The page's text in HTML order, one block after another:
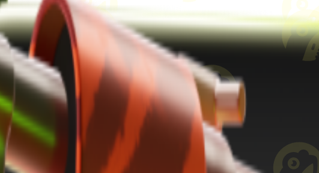
Georgia, City Batumi, Zhiuli Shartava Avenue, N 32, Apartment N87, Floor N6
исполнилось 18 лет. Проблемы с азартными играми?